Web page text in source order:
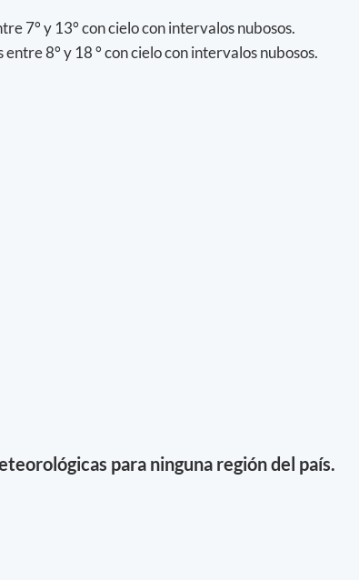
7° y 13° con cielo con intervalos nubosos.
8° y 18 ° con cielo con intervalos nubosos.
para ninguna región del país.